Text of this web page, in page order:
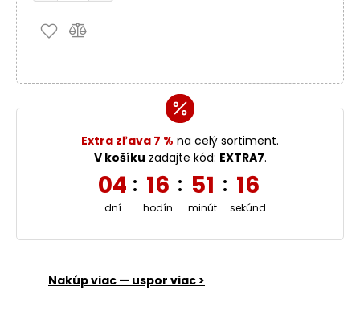
Extra zľava 7 % na celý sortiment.
V košíku zadajte kód: EXTRA7.
04
dní
: 16
hodín
: 51
minút
: 16
sekúnd
Nakúp viac — uspor viac >